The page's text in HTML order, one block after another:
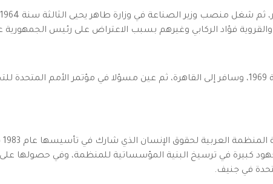
ألقي عليه القبض بعد ثورة 17 تموز 1968، واتهم بالفساد، وأفرج عنه سنة 1969، وسافر إلى القاهرة، ثم عين مسؤلا في
ثم رئيس للمنظمة حتى سنة 1997، وشارك بجهود كبيرة في ترسيخ البنية المؤسساتية للمنظمة،